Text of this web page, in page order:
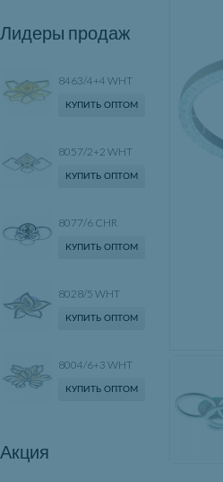
Лидеры продаж
8463/4+4 WHT
КУПИТЬ ОПТОМ
8057/2+2 WHT
КУПИТЬ ОПТОМ
8077/6 CHR
КУПИТЬ ОПТОМ
8028/5 WHT
КУПИТЬ ОПТОМ
8004/6+3 WHT
КУПИТЬ ОПТОМ
Акция